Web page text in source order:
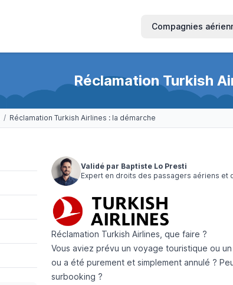
Compagnies
Réclamation Turkish
/ Réclamation Turkish Airlines : la démarche
Validé par Baptiste Lo Presti
Expert en droits des passagers aériens et
Réclamation Turkish Airlines, que faire ?
Vous aviez prévu un voyage touristique ou
ou a été purement et simplement annulé ?
surbooking ?